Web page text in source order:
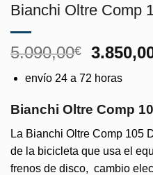
Bianchi Oltre Comp
5.090,00€
El
original
era:
envío 24 a 72 horas
Bianchi Oltre Comp
La Bianchi Oltre Comp 105
de la bicicleta que usa el
frenos de disco, cambio